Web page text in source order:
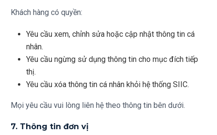
Khách hàng có quyền:
Yêu cầu xem, chỉnh sửa hoặc cập nhật thông tin cá
nhân.
Yêu cầu ngừng sử dụng thông tin cho mục đích tiếp
thị.
Yêu cầu xóa thông tin cá nhân khỏi hệ thống SIIC.
Mọi yêu cầu vui lòng liên hệ theo thông tin bên dưới.
7. Thông tin đơn vị